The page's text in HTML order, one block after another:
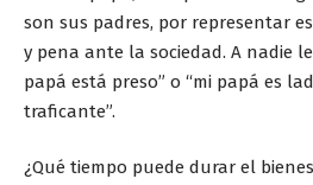
son sus padres, por representar
y pena ante la sociedad. A nadie
papá está preso” o “mi papá es
traficante”.
¿Qué tiempo puede durar el